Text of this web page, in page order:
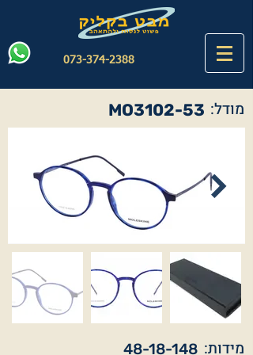
073-374-2388
MO3102-53 מודל:
48-18-148 מידות: